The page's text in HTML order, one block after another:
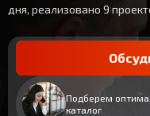
дня, реализовано 9
Подберем
каталог